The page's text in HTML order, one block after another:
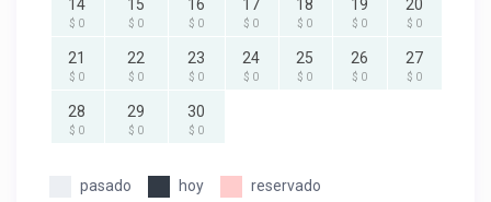
14
$ 0
15
$ 0
16
$ 0
17
$ 0
18
$ 0
19
$ 0
20
$ 0
21
$ 0
22
$ 0
23
$ 0
24
$ 0
25
$ 0
26
$ 0
27
$ 0
28
$ 0
29
$ 0
30
$ 0
pasado hoy reservado